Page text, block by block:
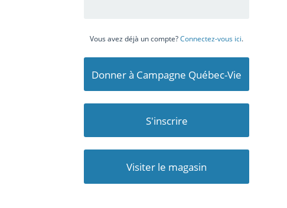
Vous avez déjà un compte?Connectez-vous ici.
Donner à Campagne Québec-Vie
S'inscrire
Visiter le magasin